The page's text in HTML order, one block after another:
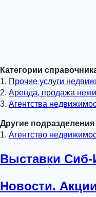
Категории
1. Прочие услуги
2. Аренда, продажа
3. Агентства
Другие
1. Агентство
Выставки
Новости.